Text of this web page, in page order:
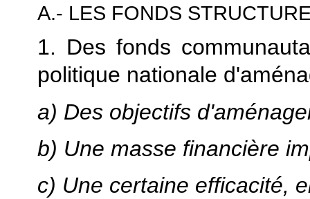
A.- LES FONDS
1. Des fonds
politique nationale
a) Des objectifs
b) Une masse financière
c) Une certaine efficacité,